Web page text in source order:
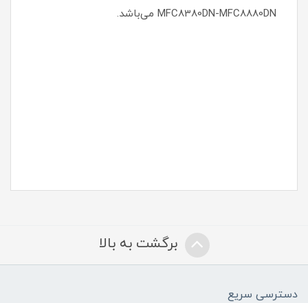
MFC8380DN-MFC8880DN می‌باشد.
برگشت به بالا
دسترسی سریع